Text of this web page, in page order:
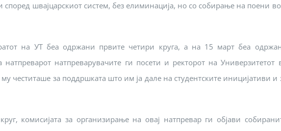
швајцарскиот систем, без елиминација, но со собирање на поени
на УТ беа одржани првите четири круга, а на 15 март беа
натпреварувачите ги посети и ректорот на Универзитетот
честиташе за поддршката што им ја дале на студентските иницијативи и
комисијата за организирање на овај натпревар ги објави